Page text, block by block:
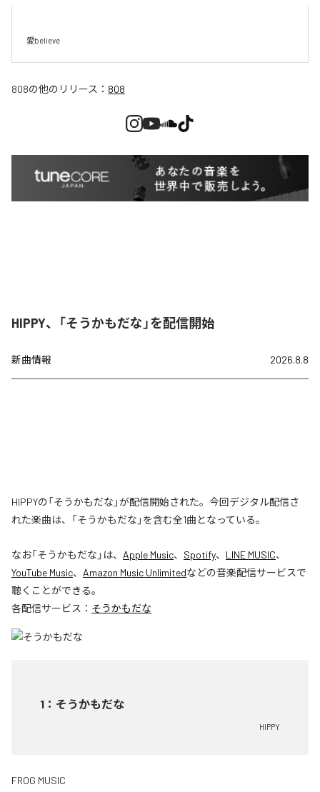
愛believe
808の他のリリース： 808
HIPPY、「そうかもだな」を配信開始
新曲情報 2026.8.8
HIPPYの「そうかもだな」が配信開始された。今回デジタル配信さ
れた楽曲は、「そうかもだな」を含む全1曲となっている。
なお「そうかもだな 」は、 Apple Music、 Spotify、 LINE MUSIC、
YouTube Music、 Amazon Music Unlimitedなどの音楽配信サービスで
聴くことができる。
各配信サービス： そうかもだな
1 ： そうかもだな
HIPPY
FROG MUSIC